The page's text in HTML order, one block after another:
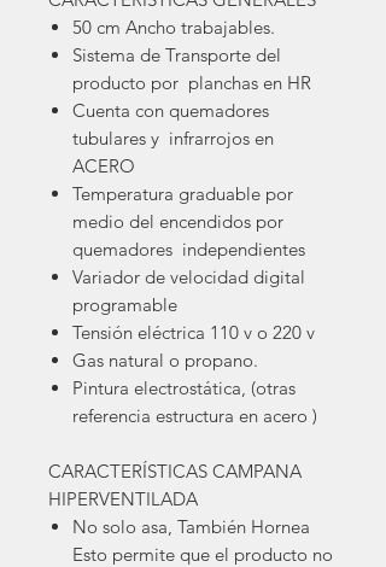
50 cm Ancho trabajables.
Sistema de Transporte del
producto por planchas en HR
Cuenta con quemadores
tubulares y infrarrojos en
ACERO
Temperatura graduable por
medio del encendidos por
quemadores independientes
Variador de velocidad digital
programable
Tensión eléctrica 110 v o 220 v
Gas natural o propano.
Pintura electrostática, (otras
referencia estructura en acero )
CARACTERÍSTICAS CAMPANA
HIPERVENTILADA
No solo asa, También Hornea
Esto permite que el producto no